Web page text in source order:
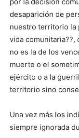
por la decisión
desaparición de
nuestro territorio la
vida comunitaria??,
no es la de los
muerte o el
ejército o a la
territorio sino
Una vez más los
siempre ignorada